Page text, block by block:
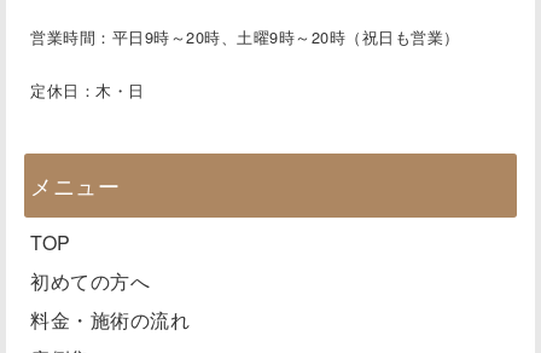
営業時間：平日9時～20時、土曜9時～20時（祝日も営業）
定休日：木・日
メニュー
TOP
初めての方へ
料金・施術の流れ